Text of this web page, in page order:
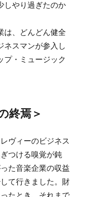
やり過ぎたのか
は、どんどん健全
ネスマンが参入し
プ・ミュージック
終焉＞
ヴィーのビジネス
つける嗅覚が鈍
た音楽企業の収益
て行きました。財
たとき、それまで